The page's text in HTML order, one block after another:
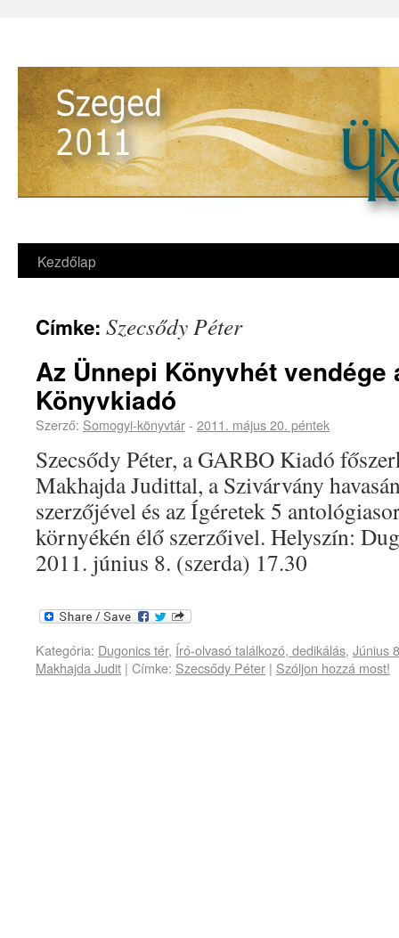
Kezdőlap
Címke: Szecsődy Péter
Az Ünnepi Könyvhét vendége
Könyvkiadó
Szerző: Somogyi-könyvtár- 2011. május 20. péntek
Szecsődy Péter, a GARBO Kiadó
Makhajda Judittal, a Szivárvány
szerzőjével és az Ígéretek 5
környékén élő szerzőivel. Helyszín:
2011. június 8. (szerda) 17.30
Kategória: Dugonics tér, Író-olvasó találkozó, dedikálás, Június
Makhajda Judit | Címke: Szecsődy Péter | Szóljon hozzá most!